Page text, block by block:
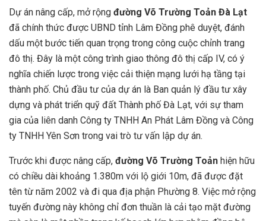
Dự án nâng cấp, mở rộng đường Võ Trường Toản Đà Lạt
đã chính thức được UBND tỉnh Lâm Đồng phê duyệt, đánh
dấu một bước tiến quan trọng trong công cuộc chỉnh trang
đô thị. Đây là một công trình giao thông đô thị cấp IV, có ý
nghĩa chiến lược trong việc cải thiện mạng lưới hạ tầng tại
thành phố. Chủ đầu tư của dự án là Ban quản lý đầu tư xây
dựng và phát triển quỹ đất Thành phố Đà Lạt, với sự tham
gia của liên danh Công ty TNHH An Phát Lâm Đồng và Công
ty TNHH Yên Sơn trong vai trò tư vấn lập dự án.
Trước khi được nâng cấp, đường Võ Trường Toản hiện hữu
có chiều dài khoảng 1.380m với lộ giới 10m, đã được đặt
tên từ năm 2002 và đi qua địa phận Phường 8. Việc mở rộng
tuyến đường này không chỉ đơn thuần là cải tạo mặt đường